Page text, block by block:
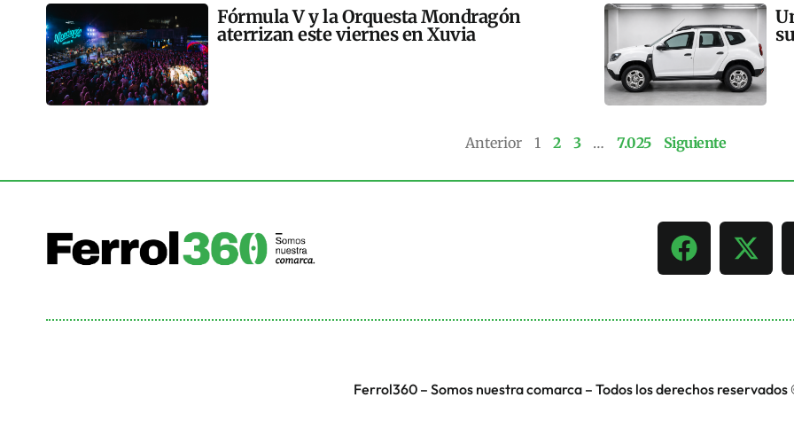
Fórmula V y la Orquesta Mondragón
aterrizan este viernes en Xuvia
Anterior 1 2 3 … 7.025 Siguiente
Ferrol360 – Somos nuestra comarca – Todos los derechos